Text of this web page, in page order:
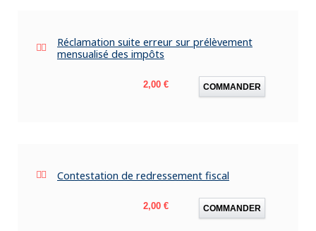
Réclamation suite erreur sur prélèvement
mensualisé des impôts
Prix
2,00 € COMMANDER
Contestation de redressement fiscal
Prix
2,00 € COMMANDER